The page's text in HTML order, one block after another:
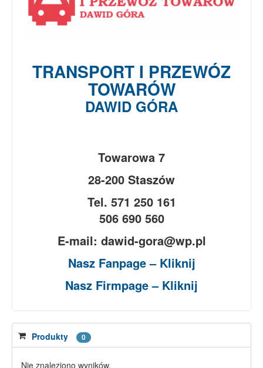
TRANSPORT I PRZEWÓZ
TOWARÓW
DAWID GÓRA
Towarowa 7
28-200 Staszów
Tel. 571 250 161
506 690 560
E-mail: dawid-gora@wp.pl
Nasz Fanpage – Kliknij
Nasz Firmpage – Kliknij
Produkty 0
Nie znaleziono wyników.